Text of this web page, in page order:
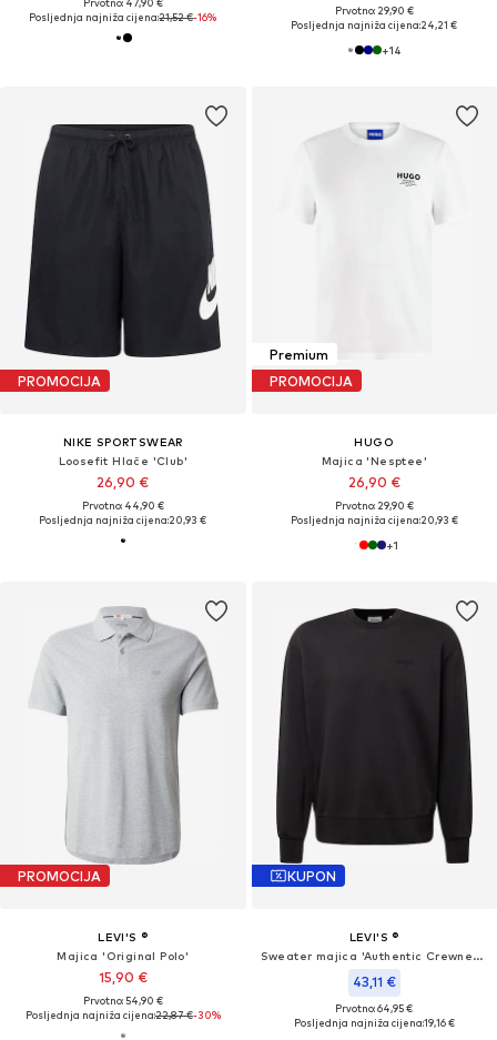
Prvotno: 47,90 €
Posljednja najniža cijena:21,52 €-16%
Prvotno: 29,90 €
Posljednja najniža cijena:24,21 €
+14
PROMOCIJA
NIKE SPORTSWEAR
Loosefit Hlače 'Club'
26,90 €
Prvotno: 44,90 €
Posljednja najniža cijena:20,93 €
Premium
PROMOCIJA
HUGO
Majica 'Nesptee'
26,90 €
Prvotno: 29,90 €
Posljednja najniža cijena:20,93 €
+1
PROMOCIJA
LEVI'S ®
Majica 'Original Polo'
15,90 €
Prvotno: 54,90 €
Posljednja najniža cijena:22,87 €-30%
KUPON
LEVI'S ®
Sweater majica 'Authentic Crewneck Sweatshirt'
43,11 €
Prvotno: 64,95 €
Posljednja najniža cijena:19,16 €